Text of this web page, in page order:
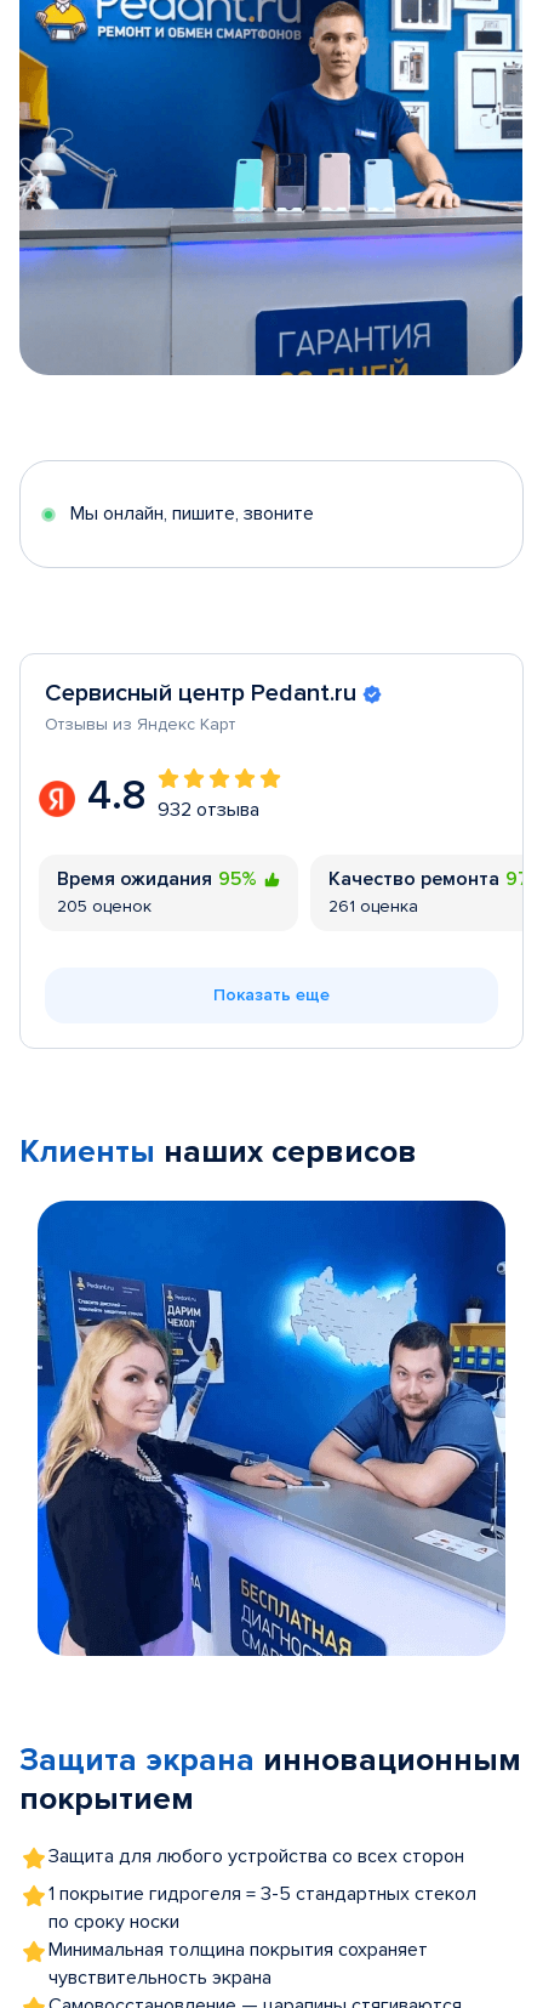
5
Мы онлайн, пишите, звоните
Сервисный центр Pedant.ru
Отзывы из Яндекс Карт
4.8 932 отзыва
Время ожидания 95%
205 оценок
Качество ремонта
261 оценка
Показать еще
Клиенты наших сервисов
5
Защита экрана инновационным
покрытием
Защита для любого устройства со всех сторон
1 покрытие гидрогеля = 3-5 стандартных стекол
по сроку носки
Минимальная толщина покрытия сохраняет
чувствительность экрана